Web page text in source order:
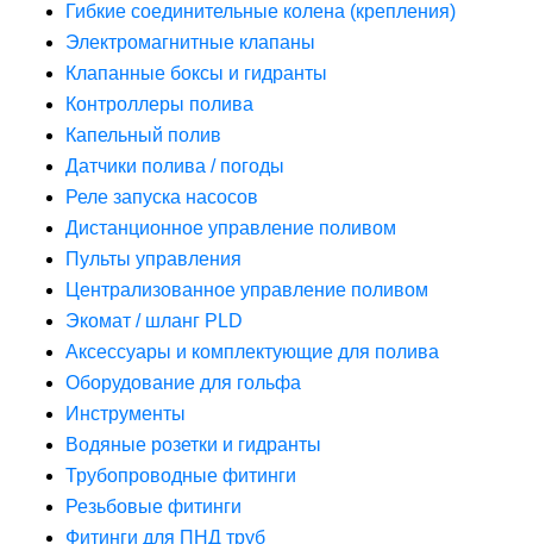
Гибкие соединительные колена (крепления)
Электромагнитные клапаны
Клапанные боксы и гидранты
Контроллеры полива
Капельный полив
Датчики полива / погоды
Реле запуска насосов
Дистанционное управление поливом
Пульты управления
Централизованное управление поливом
Экомат / шланг PLD
Аксессуары и комплектующие для полива
Оборудование для гольфа
Инструменты
Водяные розетки и гидранты
Трубопроводные фитинги
Резьбовые фитинги
Фитинги для ПНД труб